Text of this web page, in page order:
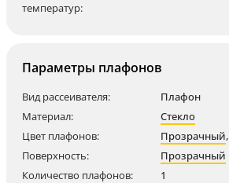
температур:
Параметры плафонов
Вид рассеивателя:
Плафон
Материал:
Стекло
Цвет плафонов:
Прозрачный,
Поверхность:
Прозрачный
Количество плафонов:
1